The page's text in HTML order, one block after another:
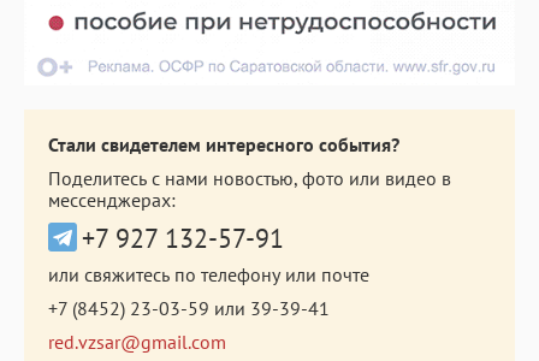
Стали свидетелем интересного события?
Поделитесь с нами новостью, фото или видео в
мессенджерах:
+7 927 132-57-91
или свяжитесь по телефону или почте
+7 (8452) 23-03-59 или 39-39-41
red.vzsar@gmail.com